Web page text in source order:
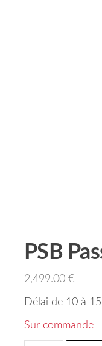
PSB
2,499.00 €
Délai de 10 à
Sur commande